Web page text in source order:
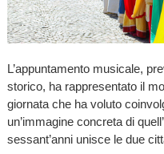
L’appuntamento musicale,
storico, ha rappresentato il
giornata che ha voluto
un’immagine concreta di
sessant’anni unisce le due